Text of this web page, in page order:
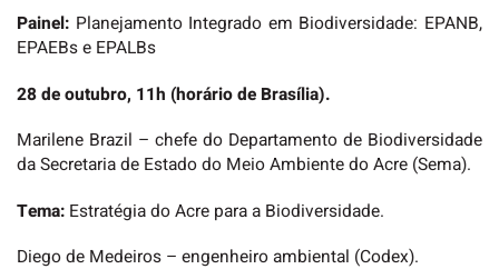
Painel: Planejamento Integrado em Biodiversidade: EPANB,
EPAEBs e EPALBs
28 de outubro, 11h (horário de Brasília).
Marilene Brazil – chefe do Departamento de Biodiversidade
da Secretaria de Estado do Meio Ambiente do Acre (Sema).
Tema: Estratégia do Acre para a Biodiversidade.
Diego de Medeiros – engenheiro ambiental (Codex).